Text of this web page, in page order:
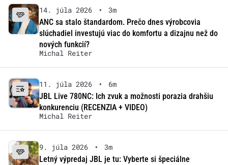
14. júla 2026 •
3m
ANC sa stalo štandardom. Prečo dnes výrobcovia
slúchadiel investujú viac do komfortu a dizajnu než do
nových funkcií?
Michal Reiter
11. júla 2026 •
6m
JBL Live 780NC: Ich zvuk a možnosti porazia drahšiu
konkurenciu (RECENZIA + VIDEO)
Michal Reiter
9. júla 2026 •
3m
Letný výpredaj JBL je tu: Vyberte si špeciálne